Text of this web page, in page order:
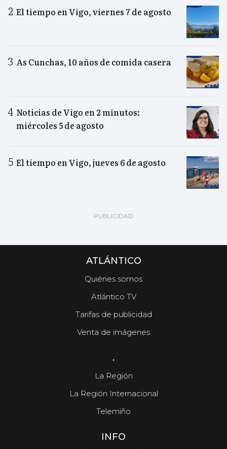
El tiempo en Vigo, viernes 7 de agosto
As Cunchas, 10 años de comida casera
Noticias de Vigo en 2 minutos:
miércoles 5 de agosto
El tiempo en Vigo, jueves 6 de agosto
ATLÁNTICO
Quiénes somos
Atlántico TV
Tarifas de publicidad
Venta de imágenes
.
La Región
La Región Internacional
Telemiño
INFO